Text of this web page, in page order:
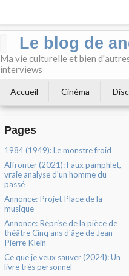
Le blog de
Ma vie culturelle et bien
interviews
Accueil Cinéma
Pages
1984 (1949): Le monstre froid
Affronter (2021): Faux pamphlet,
vraie analyse d'un homme du
passé
Annonce: Projet Place de la
musique
Annonce: Reprise de la pièce de
théâtre Cinq ans d'âge de Jean-
Pierre Klein
Ce que je veux sauver (2024): Un
livre très personnel